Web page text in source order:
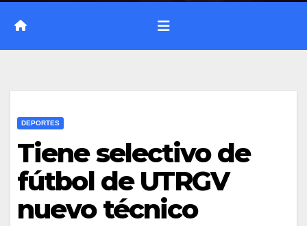
DEPORTES
Tiene selectivo de
fútbol de UTRGV
nuevo técnico